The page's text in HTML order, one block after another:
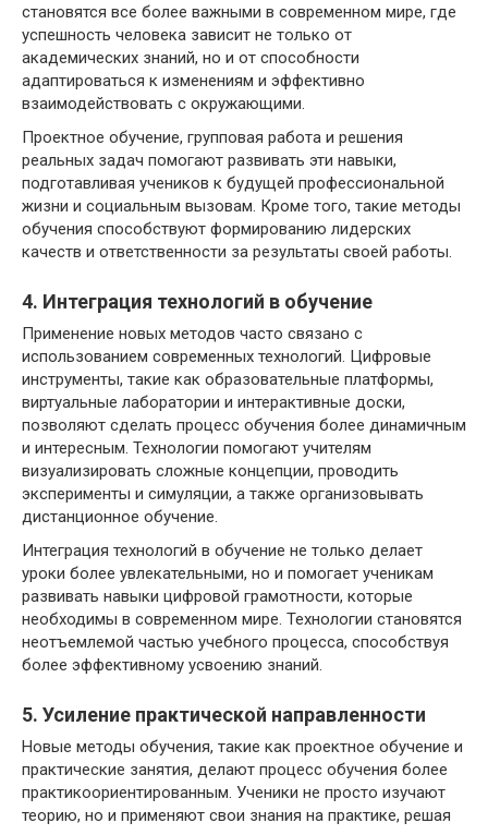
становятся все более важными в современном мире, где
успешность человека зависит не только от
академических знаний, но и от способности
адаптироваться к изменениям и эффективно
взаимодействовать с окружающими.
Проектное обучение, групповая работа и решения
реальных задач помогают развивать эти навыки,
подготавливая учеников к будущей профессиональной
жизни и социальным вызовам. Кроме того, такие методы
обучения способствуют формированию лидерских
качеств и ответственности за результаты своей работы.
4. Интеграция технологий в обучение
Применение новых методов часто связано с
использованием современных технологий. Цифровые
инструменты, такие как образовательные платформы,
виртуальные лаборатории и интерактивные доски,
позволяют сделать процесс обучения более динамичным
и интересным. Технологии помогают учителям
визуализировать сложные концепции, проводить
эксперименты и симуляции, а также организовывать
дистанционное обучение.
Интеграция технологий в обучение не только делает
уроки более увлекательными, но и помогает ученикам
развивать навыки цифровой грамотности, которые
необходимы в современном мире. Технологии становятся
неотъемлемой частью учебного процесса, способствуя
более эффективному усвоению знаний.
5. Усиление практической направленности
Новые методы обучения, такие как проектное обучение и
практические занятия, делают процесс обучения более
практикоориентированным. Ученики не просто изучают
теорию, но и применяют свои знания на практике, решая